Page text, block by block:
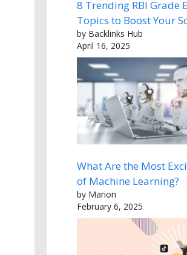
8 Trending RBI Grade
Topics to Boost Your
by Backlinks Hub
April 16, 2025
What Are the Most
of Machine Learning?
by Marion
February 6, 2025